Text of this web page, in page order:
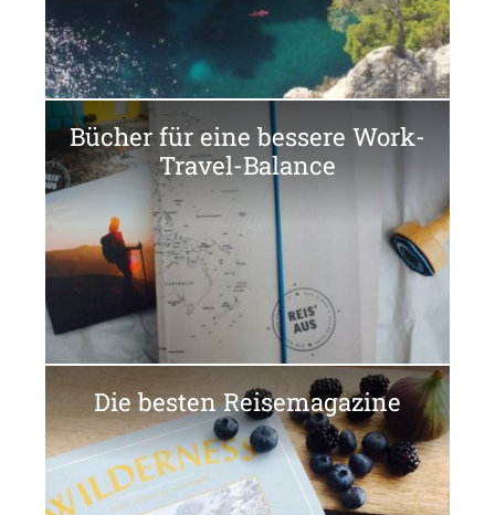
Bücher für eine bessere Work-
Travel-Balance
Die besten Reisemagazine